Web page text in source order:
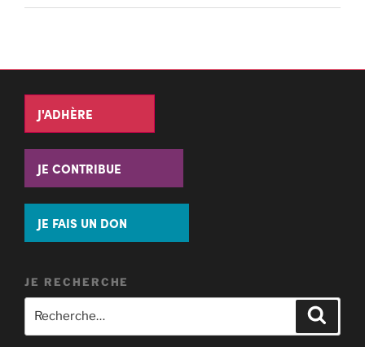
J'ADHÈRE
JE CONTRIBUE
JE FAIS UN DON
JE RECHERCHE